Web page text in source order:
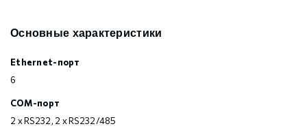
Основные характеристики
Ethernet-порт
6
COM-порт
2 x RS232, 2 x RS232/485